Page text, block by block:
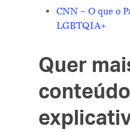
CNN – O que o
LGBTQIA+
Quer